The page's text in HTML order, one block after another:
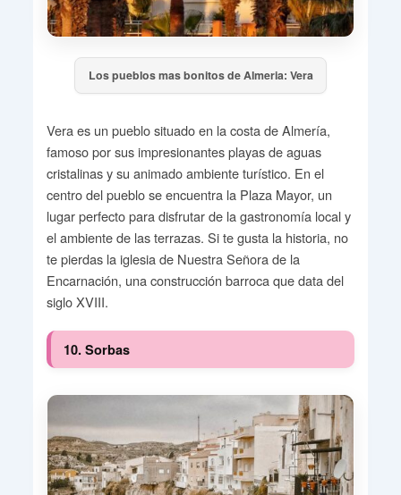
Los pueblos mas bonitos de Almeria: Vera
Vera es un pueblo situado en la costa de Almería,
famoso por sus impresionantes playas de aguas
cristalinas y su animado ambiente turístico. En el
centro del pueblo se encuentra la Plaza Mayor, un
lugar perfecto para disfrutar de la gastronomía local y
el ambiente de las terrazas. Si te gusta la historia, no
te pierdas la iglesia de Nuestra Señora de la
Encarnación, una construcción barroca que data del
siglo XVIII.
10. Sorbas